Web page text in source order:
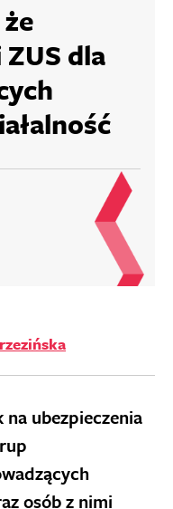
dla
ubezpieczenia
osób z nimi